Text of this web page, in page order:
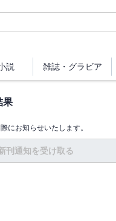
説 雑誌・ グラビア
果
にお知らせいたします。
刊通知を受け取る